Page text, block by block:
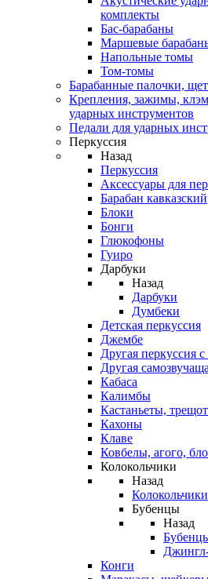
комплекты
Бас-барабаны
Маршевые
Напольные томы
Том-томы
Барабанные палочки,
Крепления, зажимы,
ударных инструментов
Педали для ударных
Перкуссия
Назад
Перкуссия
Аксессуары для
Барабан кавказский
Блоки
Бонги
Глюкофоны
Гуиро
Дарбуки
Назад
Дарбуки
Думбеки
Детская перкуссия
Джембе
Другая перкуссия
Другая
Кабаса
Калимбы
Кастаньеты,
Кахоны
Клаве
Ковбелы, агого,
Колокольчики
Назад
Колокольчики
Бубенцы
Назад
Конги